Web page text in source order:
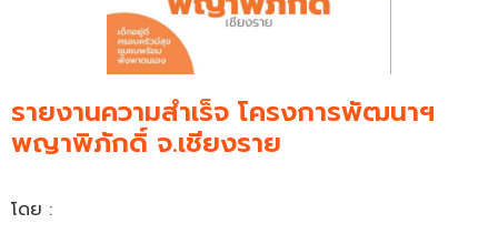
รายงานความสำเร็จ โครงการพัฒนาฯ
พญาพิภักดิ์ จ.เชียงราย
โดย :